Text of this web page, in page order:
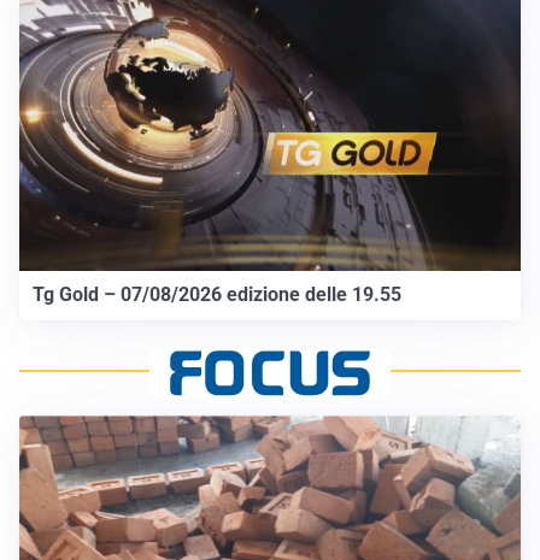
Tg Gold – 07/08/2026 edizione delle 19.55